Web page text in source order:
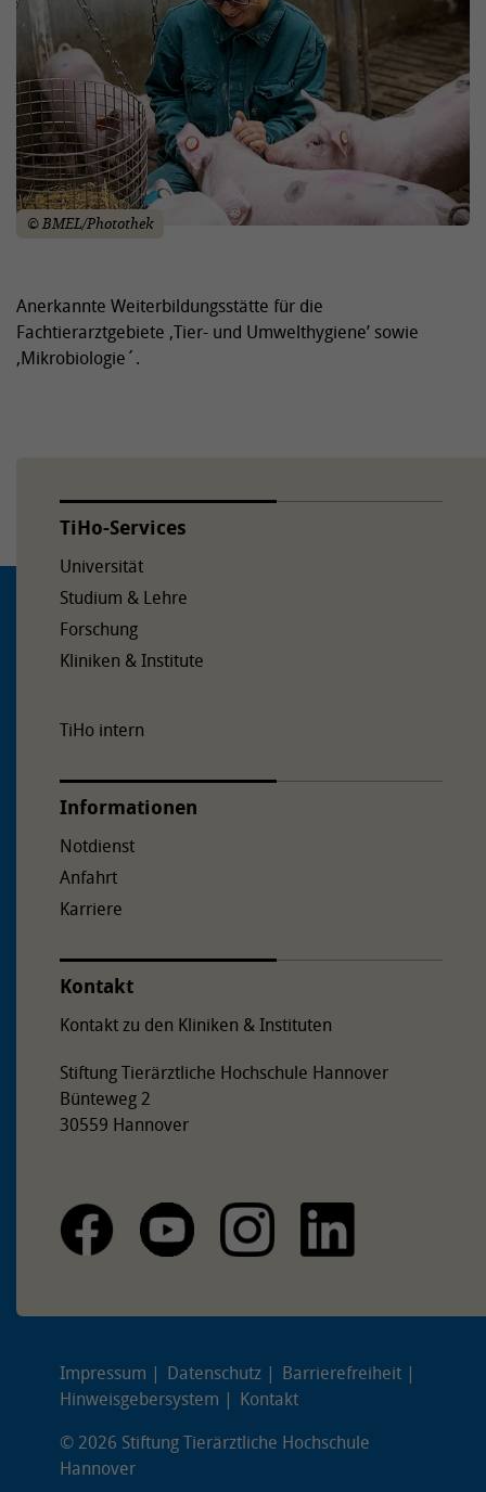
© BMEL/Photothek
Anerkannte Weiterbildungsstätte für die
Fachtierarztgebiete ‚Tier- und Umwelthygiene’ sowie
‚Mikrobiologie´.
TiHo-Services
Universität
Studium & Lehre
Forschung
Kliniken & Institute
TiHo intern
Informationen
Notdienst
Anfahrt
Karriere
Kontakt
Kontakt zu den Kliniken & Instituten
Stiftung Tierärztliche Hochschule Hannover
Bünteweg 2
30559 Hannover
Impressum Datenschutz
Barrierefreiheit
Hinweisgebersystem
Kontakt
© 2026 Stiftung Tierärztliche Hochschule
Hannover